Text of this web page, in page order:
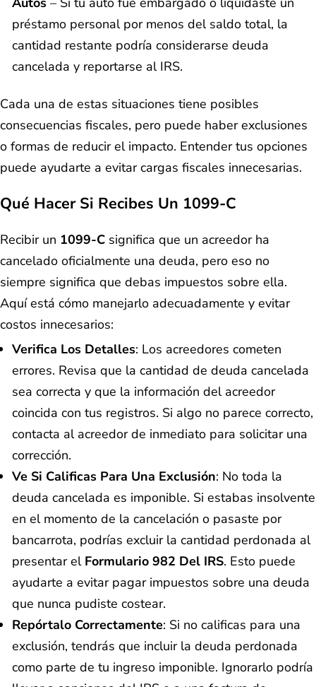
préstamo personal por menos del saldo total, la
cantidad restante podría considerarse deuda
cancelada y reportarse al IRS.
Cada una de estas situaciones tiene posibles
consecuencias fiscales, pero puede haber exclusiones
o formas de reducir el impacto. Entender tus opciones
puede ayudarte a evitar cargas fiscales innecesarias.
Qué Hacer Si Recibes Un 1099-C
Recibir un 1099-C significa que un acreedor ha
cancelado oficialmente una deuda, pero eso no
siempre significa que debas impuestos sobre ella.
Aquí está cómo manejarlo adecuadamente y evitar
costos innecesarios:
Verifica Los Detalles: Los acreedores cometen
errores. Revisa que la cantidad de deuda cancelada
sea correcta y que la información del acreedor
coincida con tus registros. Si algo no parece correcto,
contacta al acreedor de inmediato para solicitar una
corrección.
Ve Si Calificas Para Una Exclusión: No toda la
deuda cancelada es imponible. Si estabas insolvente
en el momento de la cancelación o pasaste por
bancarrota, podrías excluir la cantidad perdonada al
presentar el Formulario 982 Del IRS. Esto puede
ayudarte a evitar pagar impuestos sobre una deuda
que nunca pudiste costear.
Repórtalo Correctamente: Si no calificas para una
exclusión, tendrás que incluir la deuda perdonada
como parte de tu ingreso imponible. Ignorarlo podría